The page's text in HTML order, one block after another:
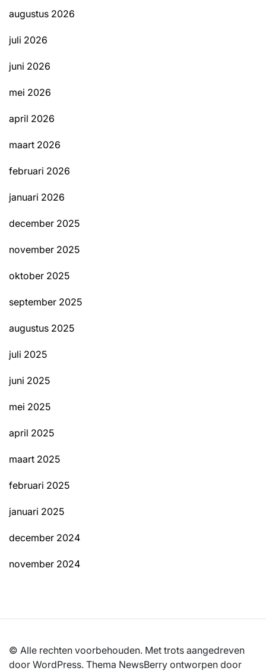
augustus 2026
juli 2026
juni 2026
mei 2026
april 2026
maart 2026
februari 2026
januari 2026
december 2025
november 2025
oktober 2025
september 2025
augustus 2025
juli 2025
juni 2025
mei 2025
april 2025
maart 2025
februari 2025
januari 2025
december 2024
november 2024
© Alle rechten voorbehouden. Met trots aangedreven
door WordPress. Thema NewsBerry ontworpen door